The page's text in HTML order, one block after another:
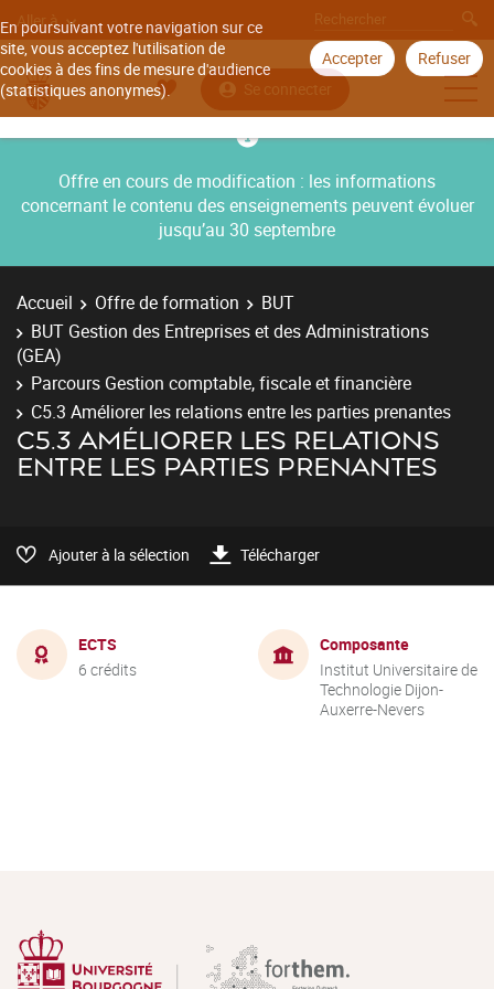
En poursuivant votre navigation sur ce
site, vous acceptez l'utilisation de
cookies à des fins de mesure d'audience
(statistiques anonymes).
Accepter Refuser
Aller à
Se connecter
Offre en cours de modification : les informations
concernant le contenu des enseignements peuvent évoluer
jusqu’au 30 septembre
Accueil Offre de formation
BUT
BUT Gestion des Entreprises et des Administrations
(GEA)
Parcours Gestion comptable, fiscale et financière
C5.3 Améliorer les relations entre les parties prenantes
C5.3 AMÉLIORER LES RELATIONS
ENTRE LES PARTIES PRENANTES
Ajouter à la sélection Télécharger
ECTS
6 crédits
Composante
Institut Universitaire de
Technologie Dijon-
Auxerre-Nevers